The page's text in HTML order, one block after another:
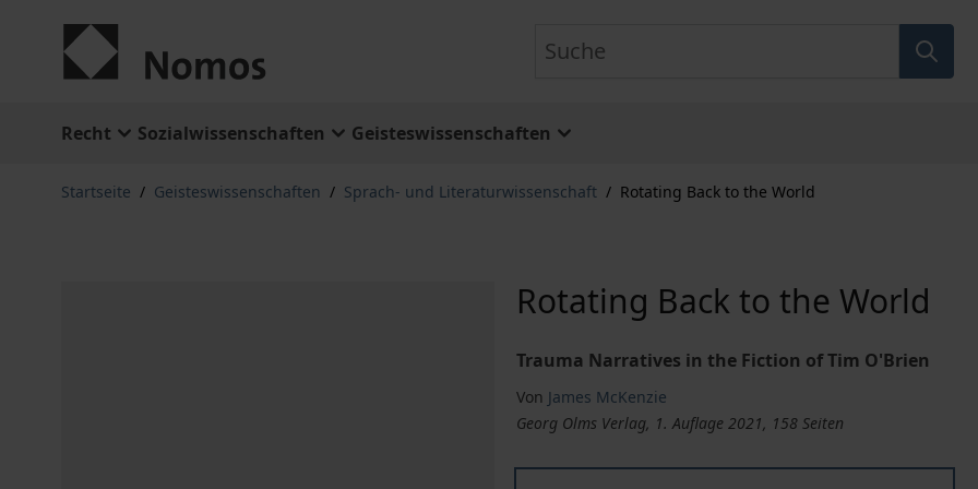
Recht Sozialwissenschaften Geisteswissenschaften
Startseite / Geisteswissenschaften / Sprach- und Literaturwissenschaft / Rotating Back to the World
Rotating Back to the World
Trauma Narratives in the Fiction of Tim O'Brien
Von James McKenzie
Georg Olms Verlag, 1. Auflage 2021, 158 Seiten